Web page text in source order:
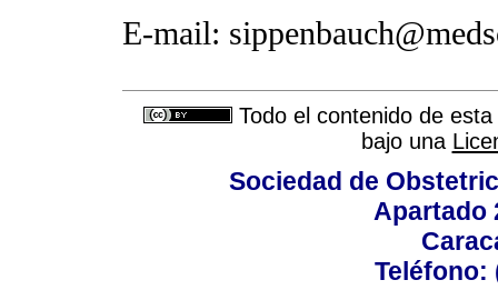
E-mail:
Todo el contenido de
bajo una
Sociedad de
Apartado
Teléfono: